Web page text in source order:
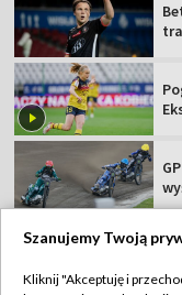
Szanujemy Twoją
Kliknij "Akceptuję i